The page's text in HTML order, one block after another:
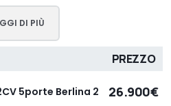
DI PIÙ
PREZZO
5porte Berlina 2
26.900€